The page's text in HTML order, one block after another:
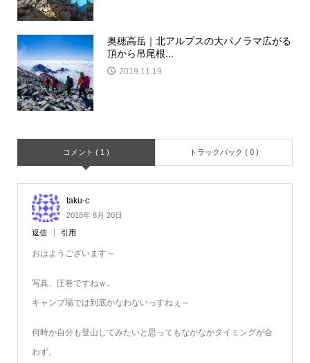
奥穂高岳｜北アルプスの大パノラマ広がる
頂から吊尾根...
2019.11.19
コメント ( 1 ) トラックバック ( 0 )
taku-c
2018年 8月 20日
返信 引用
おはようございます～
写真、圧巻ですねｗ。
キャンプ場では到底かなわないっすねぇ～
何時か自分も登山してみたいと思ってもなかなかタイミングが合
わず。